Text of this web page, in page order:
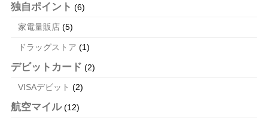
独自ポイント (6)
家電量販店(5)
ドラッグストア (1)
デビットカード (2)
VISAデビット (2)
航空マイル(12)